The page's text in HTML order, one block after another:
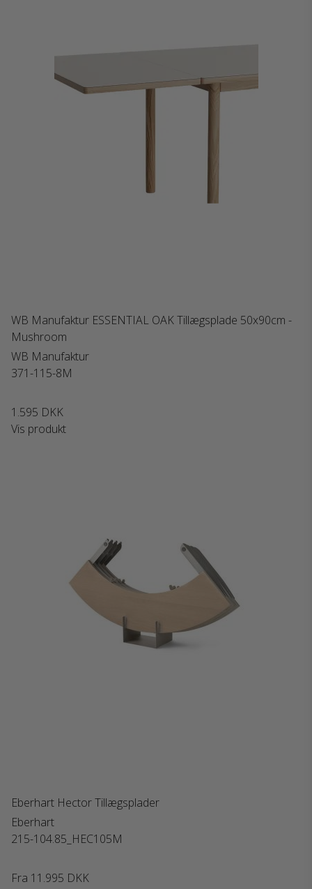
WB Manufaktur ESSENTIAL OAK Tillægsplade 50x90cm -
Mushroom
WB Manufaktur
371-115-8M
1.595 DKK
Vis produkt
Eberhart Hector Tillægsplader
Eberhart
215-104.85_HEC105M
Fra 11.995 DKK